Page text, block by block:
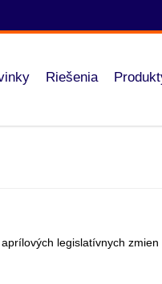
Riešenia
legislatívnych zmien